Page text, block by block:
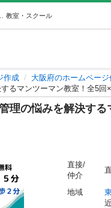
教室・スクール
作成 大阪府のホームページ
るマンツーマン教室！全5回
理の悩みを解決する
直接/
仲介
地域